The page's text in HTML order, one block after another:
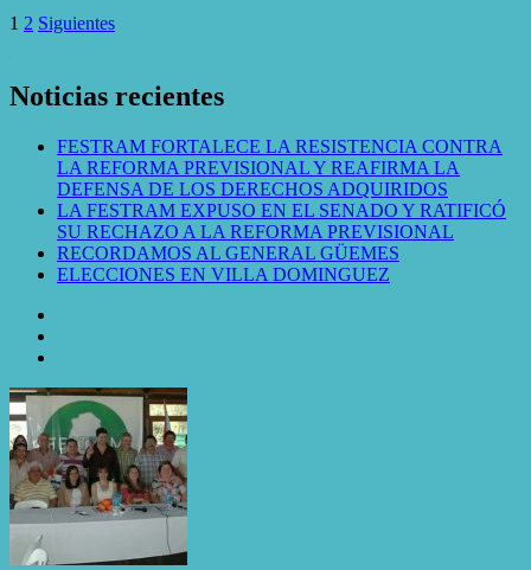
1 2 Siguientes
Noticias recientes
FESTRAM FORTALECE LA RESISTENCIA CONTRA
LA REFORMA PREVISIONAL Y REAFIRMA LA
DEFENSA DE LOS DERECHOS ADQUIRIDOS
LA FESTRAM EXPUSO EN EL SENADO Y RATIFICÓ
SU RECHAZO A LA REFORMA PREVISIONAL
RECORDAMOS AL GENERAL GÜEMES
ELECCIONES EN VILLA DOMINGUEZ